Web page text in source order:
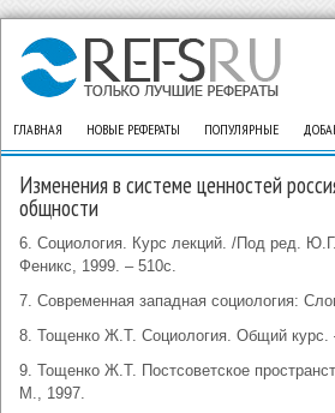
ГЛАВНАЯ НОВЫЕ РЕФЕРАТЫ ПОПУЛЯРНЫЕ
Изменения в системе ценностей
общности
6. Социология. Курс лекций. /Под ред.
Феникс, 1999. – 510с.
7. Современная западная социология:
8. Тощенко Ж.Т. Социология. Общий
9. Тощенко Ж.Т. Постсоветское
М., 1997.